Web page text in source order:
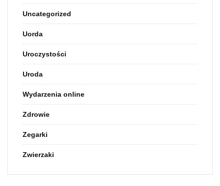
Uncategorized
Uorda
Uroczystości
Uroda
Wydarzenia online
Zdrowie
Zegarki
Zwierzaki